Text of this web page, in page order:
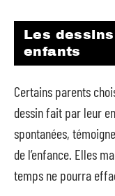
Les
enfants
Certains parents
dessin fait par leur
spontanées,
de l’enfance. Elles
temps ne pourra